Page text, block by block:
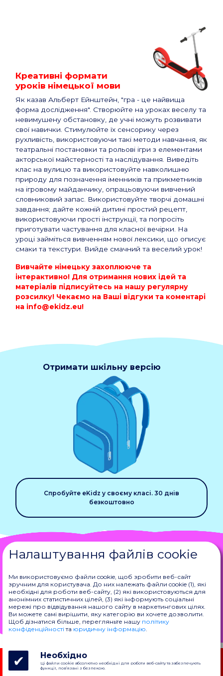
Креативні формати
уроків німецької мови
Як казав Альберт Ейнштейн, "гра - це найвища
форма дослідження". Створюйте на уроках веселу та
невимушену обстановку, де учні можуть розвивати
свої навички. Стимулюйте їх сенсорику через
рухливість, використовуючи такі методи навчання, як
театральні постановки та рольові ігри з елементами
акторської майстерності та наслідування. Виведіть
клас на вулицю та використовуйте навколишню
природу для позначення іменників та прикметників
на ігровому майданчику, опрацьовуючи вивчений
словниковий запас. Використовуйте творчі домашні
завдання; дайте кожній дитині простий рецепт,
використовуючи прості інструкції, та попросіть
приготувати частування для класної вечірки. На
уроці займіться вивченням нової лексики, що описує
смаки та текстури. Вийде смачний та веселий урок!
Вивчайте німецьку захоплююче та
інтерактивно! Для отримання нових ідей та
матеріалів підписуйтесь на нашу регулярну
розсилку! Чекаємо на Ваші відгуки та коментарі
на info@ekidz.eu!
Отримати шкільну версію
Спробуйте eKidz у своєму класі. 30 днів
безкоштовно
Наш додаток
Ці безкоштовні матеріали ідеально доповнюють
наший додаток із вивчення німецької мови.
Спробуйте безкоштовно!
Доступно на Доступно на
Продукти
eKidz.AI
Дослідження
Аналітичні
Компанія
Стежте за
Налаштування файлів cookie
Ми використовуємо файли cookie, щоб зробити веб-сайт
зручним для користувача. До них належать файли cookie (1), які
необхідні для роботи веб-сайту, (2) які використовуються для
анонімних статистичних цілей, (3) які інформують соціальні
мережі про відвідування нашого сайту в маркетингових цілях.
Ви можете самі вирішити, яку категорію ви хочете дозволити.
Щоб дізнатися більше, перегляньте нашу політику
конфіденційностіта юридичну інформацію
Необхідно
Ці файли cookie абсолютно необхідні для роботи веб-сайту та забезпечують
функції, пов’язані з безпекою.